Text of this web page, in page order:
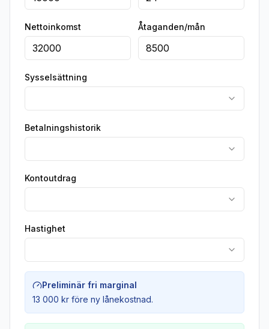
Nettoinkomst Åtaganden/mån
Sysselsättning
Betalningshistorik
Kontoutdrag
Hastighet
Preliminär fri marginal
13 000 kr före ny lånekostnad.